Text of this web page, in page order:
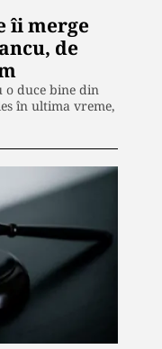
îi merge
de
o duce bine din
în ultima vreme,